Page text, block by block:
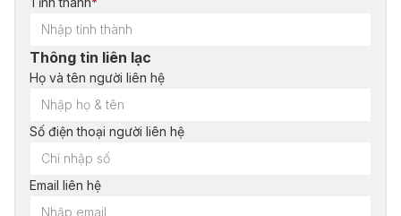
Thông tin liên lạc
Họ và tên người liên hệ
Số điện thoại người liên hệ
Email liên hệ